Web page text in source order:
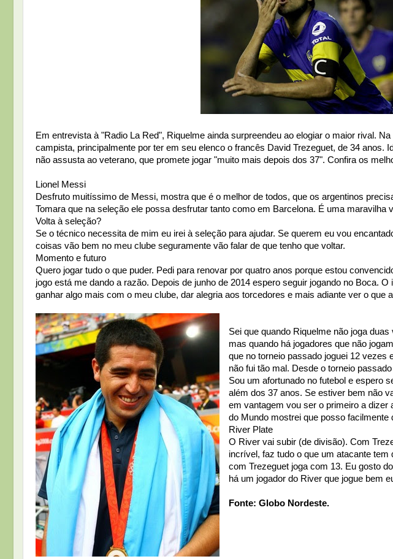
Em entrevista à "Radio La Red", Riquelme ainda surpreendeu ao elogiar o maior rival.
campista, principalmente por ter em seu elenco o francês David Trezeguet, de 34 anos.
não assusta ao veterano, que promete jogar "muito mais depois dos 37". Confira os
Lionel Messi
Desfruto muitíssimo de Messi, mostra que é o melhor de todos, que os argentinos
Tomara que na seleção ele possa desfrutar tanto como em Barcelona. É uma maravilha
Volta à seleção?
Se o técnico necessita de mim eu irei à seleção para ajudar. Se querem eu vou
coisas vão bem no meu clube seguramente vão falar de que tenho que voltar.
Momento e futuro
Quero jogar tudo o que puder. Pedi para renovar por quatro anos porque estou
jogo está me dando a razão. Depois de junho de 2014 espero seguir jogando no Boca.
ganhar algo mais com o meu clube, dar alegria aos torcedores e mais adiante ver o que
Sei que quando Riquelme não joga
mas quando há jogadores que não
que no torneio passado joguei 12
não fui tão mal. Desde o torneio
Sou um afortunado no futebol e espero
além dos 37 anos. Se estiver bem não
em vantagem vou ser o primeiro a dizer
do Mundo mostrei que posso facilmente
River Plate
O River vai subir (de divisão). Com
incrível, faz tudo o que um atacante
com Trezeguet joga com 13. Eu gosto
há um jogador do River que jogue bem
Fonte: Globo Nordeste.